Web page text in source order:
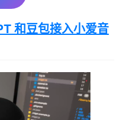
和豆包接入小爱音